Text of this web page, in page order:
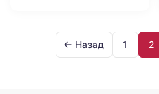
← Назад 1 2